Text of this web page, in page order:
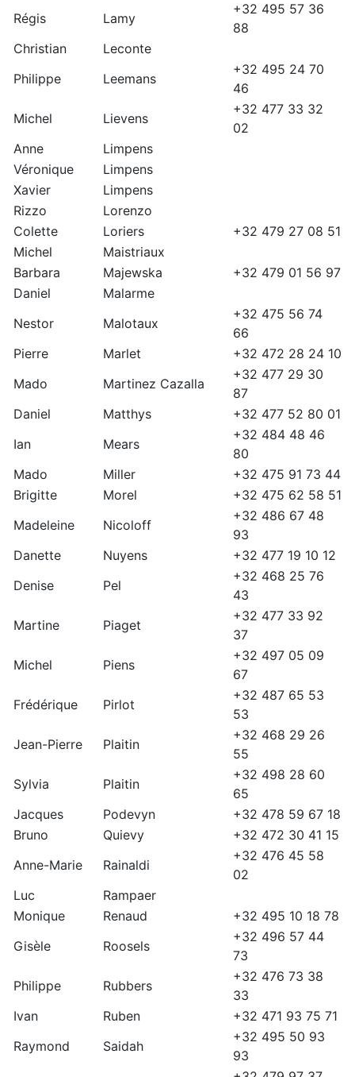
Régis
Lamy
+32 495 57 36
88
Christian
Leconte
Philippe
Leemans
+32 495 24 70
46
Michel
Lievens
+32 477 33 32
02
Anne
Limpens
Véronique
Limpens
Xavier
Limpens
Rizzo
Lorenzo
Colette
Loriers
+32 479 27 08 51
Michel
Maistriaux
Barbara
Majewska
+32 479 01 56 97
Daniel
Malarme
Nestor
Malotaux
+32 475 56 74
66
Pierre
Marlet
+32 472 28 24 10
Mado
Martinez Cazalla
+32 477 29 30
87
Daniel
Matthys
+32 477 52 80 01
Ian
Mears
+32 484 48 46
80
Mado
Miller
+32 475 91 73 44
Brigitte
Morel
+32 475 62 58 51
Madeleine
Nicoloff
+32 486 67 48
93
Danette
Nuyens
+32 477 19 10 12
Denise
Pel
+32 468 25 76
43
Martine
Piaget
+32 477 33 92
37
Michel
Piens
+32 497 05 09
67
Frédérique
Pirlot
+32 487 65 53
53
Jean-Pierre
Plaitin
+32 468 29 26
55
Sylvia
Plaitin
+32 498 28 60
65
Jacques
Podevyn
+32 478 59 67 18
Bruno
Quievy
+32 472 30 41 15
Anne-Marie
Rainaldi
+32 476 45 58
02
Luc
Rampaer
Monique
Renaud
+32 495 10 18 78
Gisèle
Roosels
+32 496 57 44
73
Philippe
Rubbers
+32 476 73 38
33
Ivan
Ruben
+32 471 93 75 71
Raymond
Saidah
+32 495 50 93
93